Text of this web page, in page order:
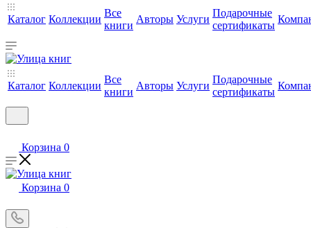
Каталог Коллекции
Все
книги
Авторы Услуги
Подарочные
сертификаты
Каталог Коллекции
Все
книги
Авторы Услуги
Подарочные
сертификаты
Корзина 0
Корзина 0